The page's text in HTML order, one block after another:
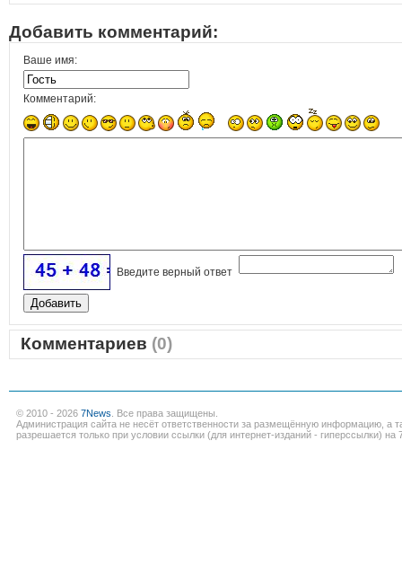
Добавить комментарий:
Ваше имя:
Комментарий:
Введите верный ответ
Комментариев (0)
© 2010 - 2026 7News . Все права защищены.
Администрация сайта не несёт ответственности за размещённую информацию, а
разрешается только при условии ссылки (для интернет-изданий - гиперссылки) на